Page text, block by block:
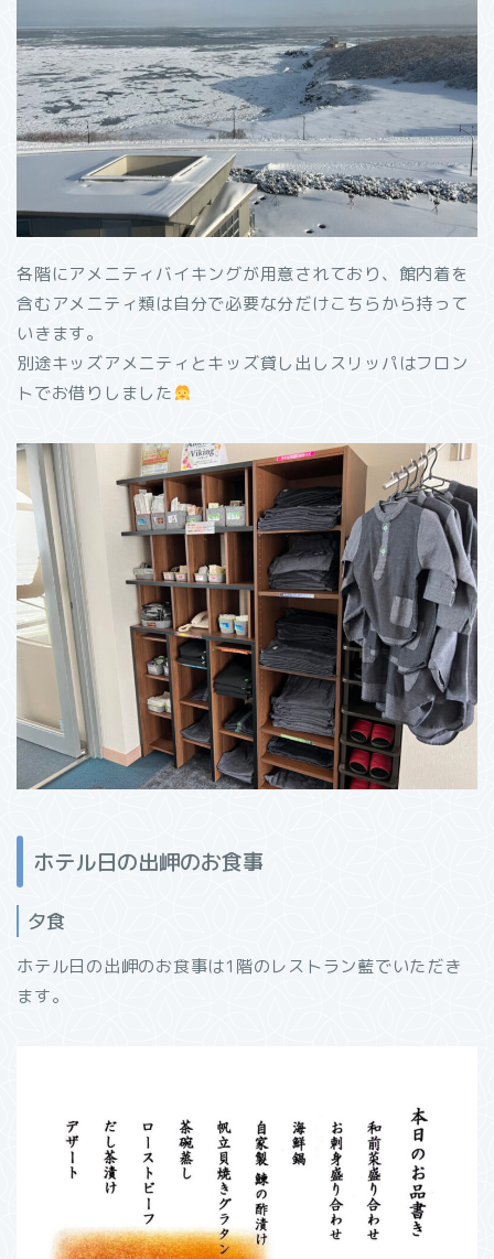
各階にアメニティバイキングが用意されており、館内着を
含むアメニティ類は自分で必要な分だけこちらから持って
いきます。
別途キッズアメニティとキッズ貸し出しスリッパはフロン
トでお借りしました
ホテル日の出岬のお食事
夕食
ホテル日の出岬のお食事は1階のレストラン藍でいただき
ます。